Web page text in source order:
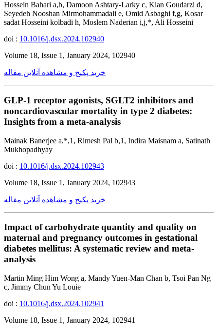
Hossein Bahari a,b, Damoon Ashtary-Larky c, Kian Goudarzi d,
Seyedeh Nooshan Mirmohammadali e, Omid Asbaghi f,g, Kosar
sadat Hosseini kolbadi h, Moslem Naderian i,j,*, Ali Hosseini
doi : 10.1016/j.dsx.2024.102940
Volume 18, Issue 1, January 2024, 102940
خرید پکیج و مشاهده آنلاین مقاله
GLP-1 receptor agonists, SGLT2 inhibitors and
noncardiovascular mortality in type 2 diabetes:
Insights from a meta-analysis
Mainak Banerjee a,*,1, Rimesh Pal b,1, Indira Maisnam a, Satinath
Mukhopadhyay
doi : 10.1016/j.dsx.2024.102943
Volume 18, Issue 1, January 2024, 102943
خرید پکیج و مشاهده آنلاین مقاله
Impact of carbohydrate quantity and quality on
maternal and pregnancy outcomes in gestational
diabetes mellitus: A systematic review and meta-
analysis
Martin Ming Him Wong a, Mandy Yuen-Man Chan b, Tsoi Pan Ng
c, Jimmy Chun Yu Louie
doi : 10.1016/j.dsx.2024.102941
Volume 18, Issue 1, January 2024, 102941